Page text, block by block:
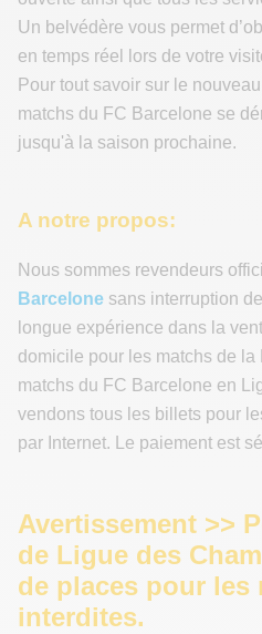
Un belvédère vous permet
en temps réel lors de votre
Pour tout savoir sur le
matchs du FC Barcelone se
jusqu'à la saison prochaine.
A notre propos:
Nous sommes revendeurs
Barcelone sans interruption
longue expérience dans la
domicile pour les matchs de la
matchs du FC Barcelone en
vendons tous les billets pour
par Internet. Le paiement est
Avertissement >>
de Ligue des
de places pour
interdites.